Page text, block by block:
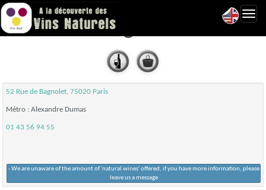
Au Bon Vingt - Paris 20
52 Rue de Bagnolet, 75020 Paris
Métro : Alexandre Dumas
01 43 56 94 55
- We are unaware of the amount of 'natural wines' offered, if you have more information, please
leave us a message